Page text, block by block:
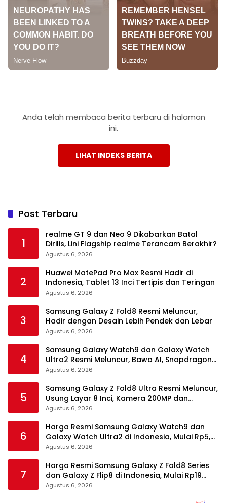
Anda telah membaca berita terbaru di halaman
ini.
LIHAT INDEKS BERITA
Post Terbaru
1
realme GT 9 dan Neo 9 Dikabarkan Batal
Dirilis, Lini Flagship realme Terancam Berakhir?
Agustus 6, 2026
2
Huawei MatePad Pro Max Resmi Hadir di
Indonesia, Tablet 13 Inci Tertipis dan Teringan
Agustus 6, 2026
3
Samsung Galaxy Z Fold8 Resmi Meluncur,
Hadir dengan Desain Lebih Pendek dan Lebar
Agustus 6, 2026
4
Samsung Galaxy Watch9 dan Galaxy Watch
Ultra2 Resmi Meluncur, Bawa AI, Snapdragon
Wear Elite, dan Fitur Kesehatan Baru
Agustus 6, 2026
5
Samsung Galaxy Z Fold8 Ultra Resmi Meluncur,
Usung Layar 8 Inci, Kamera 200MP dan
Snapdragon 8 Elite Gen 5
Agustus 6, 2026
6
Harga Resmi Samsung Galaxy Watch9 dan
Galaxy Watch Ultra2 di Indonesia, Mulai Rp5,9
Jutaan
Agustus 6, 2026
7
Harga Resmi Samsung Galaxy Z Fold8 Series
dan Galaxy Z Flip8 di Indonesia, Mulai Rp19
Jutaan
Agustus 6, 2026